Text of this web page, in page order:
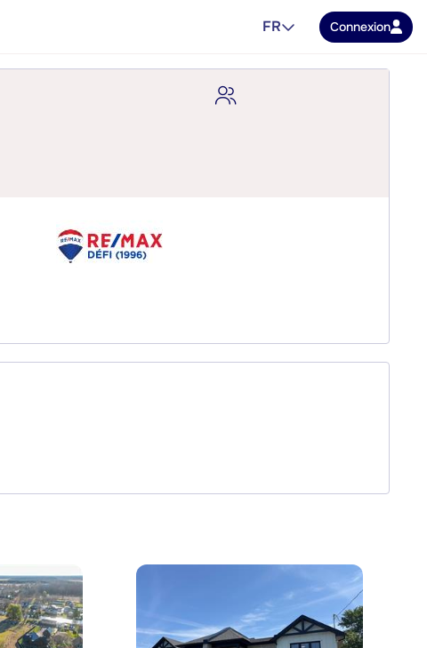
FR Connexion